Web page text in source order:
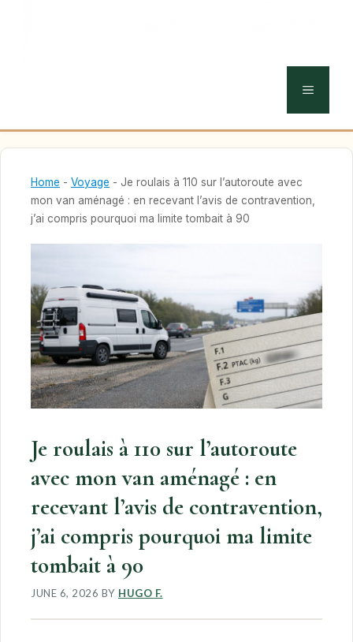
MENU
Home - Voyage - Je roulais à 110 sur l’autoroute avec
mon van aménagé : en recevant l’avis de contravention,
j’ai compris pourquoi ma limite tombait à 90
Je roulais à 110 sur l’autoroute
avec mon van aménagé : en
recevant l’avis de contravention,
j’ai compris pourquoi ma limite
tombait à 90
JUNE 6, 2026 BY HUGO F.